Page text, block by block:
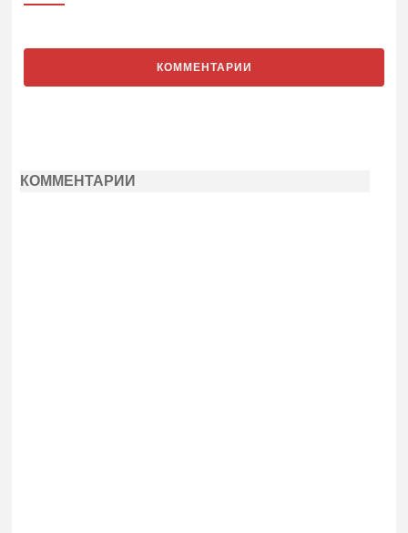
КОММЕНТАРИИ
КОММЕНТАРИИ